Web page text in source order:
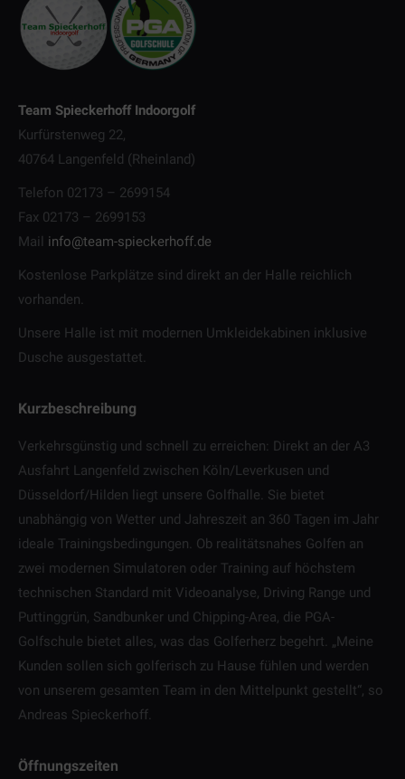
Team Spieckerhoff Indoorgolf
Kurfürstenweg 22,
40764 Langenfeld (Rheinland)
Telefon 02173 – 2699154
Fax 02173 – 2699153
Mail info@team-spieckerhoff.de
Kostenlose Parkplätze sind direkt an der Halle reichlich
vorhanden.
Unsere Halle ist mit modernen Umkleidekabinen inklusive
Dusche ausgestattet.
Kurzbeschreibung
Verkehrsgünstig und schnell zu erreichen: Direkt an der A3
Ausfahrt Langenfeld zwischen Köln/Leverkusen und
Düsseldorf/Hilden liegt unsere Golfhalle. Sie bietet
unabhängig von Wetter und Jahreszeit an 360 Tagen im Jahr
ideale Trainingsbedingungen. Ob realitätsnahes Golfen an
zwei modernen Simulatoren oder Training auf höchstem
technischen Standard mit Videoanalyse, Driving Range und
Puttinggrün, Sandbunker und Chipping-Area, die PGA-
Golfschule bietet alles, was das Golferherz begehrt. „Meine
Kunden sollen sich golferisch zu Hause fühlen und werden
von unserem gesamten Team in den Mittelpunkt gestellt“, so
Andreas Spieckerhoff.
Öffnungszeiten